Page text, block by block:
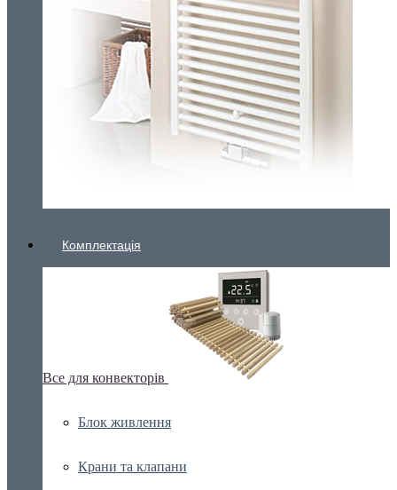
Комплектація
Все для конвекторів
Блок живлення
Крани та клапани